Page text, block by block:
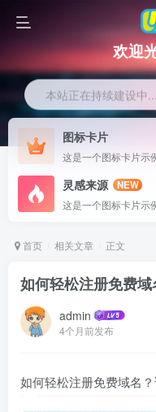
欢迎
本站正在持续建设中
图标卡片
这是一个图标卡片示
灵感来源
NEW
这是一个图标卡片示
首页 相关文章 正文
如何轻松注册免费
admin
4个月前发布
如何轻松注册免费域名